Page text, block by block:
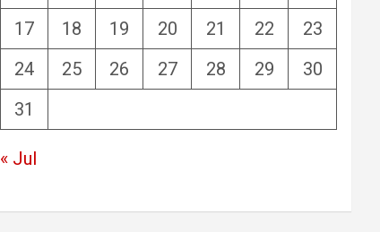
17
18 19 20 21 22
23
24
25 26 27 28 29
30
31
« Jul